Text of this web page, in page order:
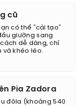
cũ
có thể "cải tạo"
giường sang
dễ dàng, chỉ
và khéo léo.
Pia Zadora
đôla (khoảng 540